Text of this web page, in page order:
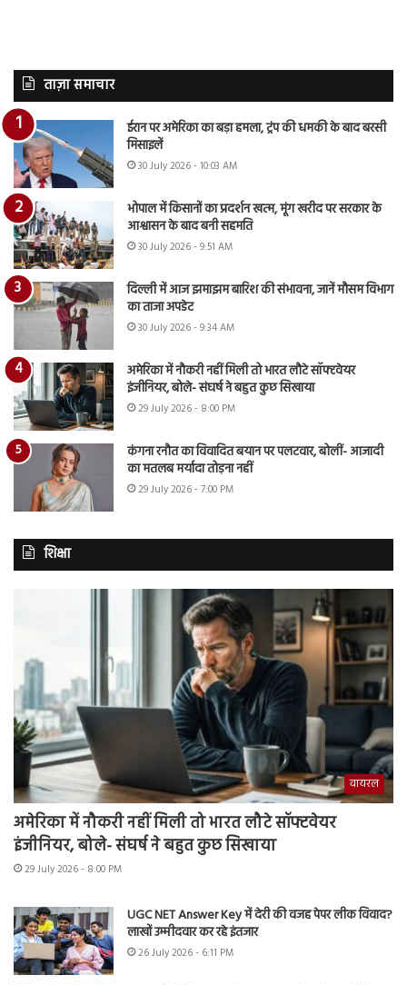
ताज़ा समाचार
ईरान पर अमेरिका का बड़ा हमला, ट्रंप की धमकी के बाद बरसी
मिसाइलें
30 July 2026 - 10:03 AM
भोपाल में किसानों का प्रदर्शन खत्म, मूंग खरीद पर सरकार के
आश्वासन के बाद बनी सहमति
30 July 2026 - 9:51 AM
दिल्ली में आज झमाझम बारिश की संभावना, जानें मौसम विभाग
का ताजा अपडेट
30 July 2026 - 9:34 AM
अमेरिका में नौकरी नहीं मिली तो भारत लौटे सॉफ्टवेयर
इंजीनियर, बोले- संघर्ष ने बहुत कुछ सिखाया
29 July 2026 - 8:00 PM
कंगना रनौत का विवादित बयान पर पलटवार, बोलीं- आजादी
का मतलब मर्यादा तोड़ना नहीं
29 July 2026 - 7:00 PM
शिक्षा
वायरल
अमेरिका में नौकरी नहीं मिली तो भारत लौटे सॉफ्टवेयर
इंजीनियर, बोले- संघर्ष ने बहुत कुछ सिखाया
29 July 2026 - 8:00 PM
UGC NET Answer Key में देरी की वजह पेपर लीक विवाद?
लाखों उम्मीदवार कर रहे इंतजार
26 July 2026 - 6:11 PM